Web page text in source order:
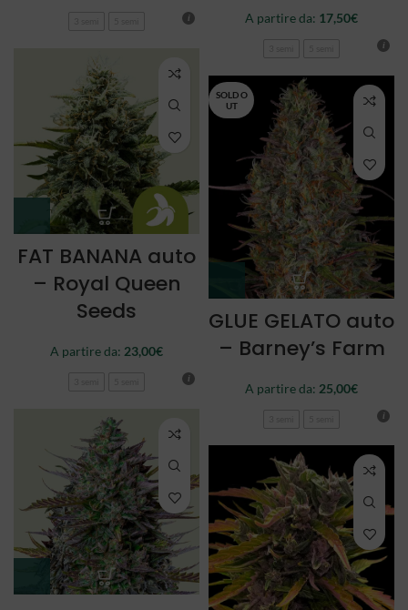
A partire da: 17,50€
FAT BANANA auto
– Royal Queen
Seeds
A partire da: 23,00€
SOLD O
UT
GLUE GELATO auto
– Barney’s Farm
A partire da: 25,00€